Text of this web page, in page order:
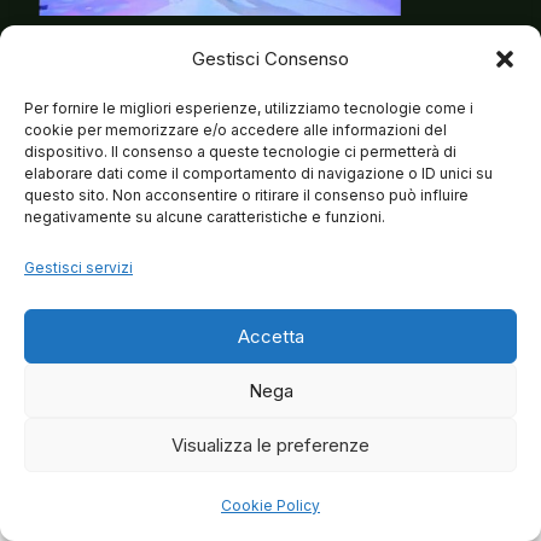
Gestisci Consenso
Per fornire le migliori esperienze, utilizziamo tecnologie come i
cookie per memorizzare e/o accedere alle informazioni del
dispositivo. Il consenso a queste tecnologie ci permetterà di
elaborare dati come il comportamento di navigazione o ID unici su
questo sito. Non acconsentire o ritirare il consenso può influire
negativamente su alcune caratteristiche e funzioni.
Gestisci servizi
Accetta
Nega
Visualizza le preferenze
Cookie Policy